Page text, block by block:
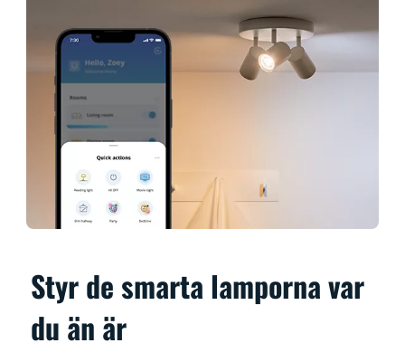
Styr de smarta lamporna var
du än är